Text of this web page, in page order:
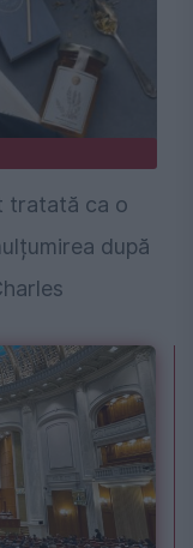
tratată ca o
după